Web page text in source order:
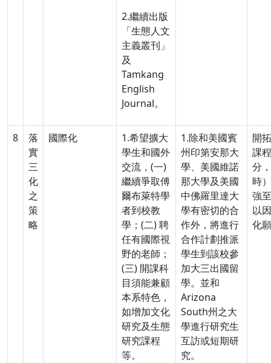
2.繼續出版
「生態人文
主義叢刊」
及
Tamkang
English
Journal。
8
落
實
三
化
之
策
略
國際化
1.希望擴大
學生和國外
交流，(一)
繼續爭取傅
爾布萊特學
者到校教
學；(二) 聘
任有國際視
野的老師；
(三) 開課科
目須能兼顧
本系特色，
如增加文化
研究及生態
研究課程
等。
1.除和美國賓
州印第安那大
學、美國維諾
那大學及美國
中佛羅里達大
學有密切的合
作外，將進行
合作計劃推派
學生到該校參
加大三出國留
學。並和
Arizona
South州之大
學進行研究生
互訪或短期研
究。
開
課
分
時
強
以
化